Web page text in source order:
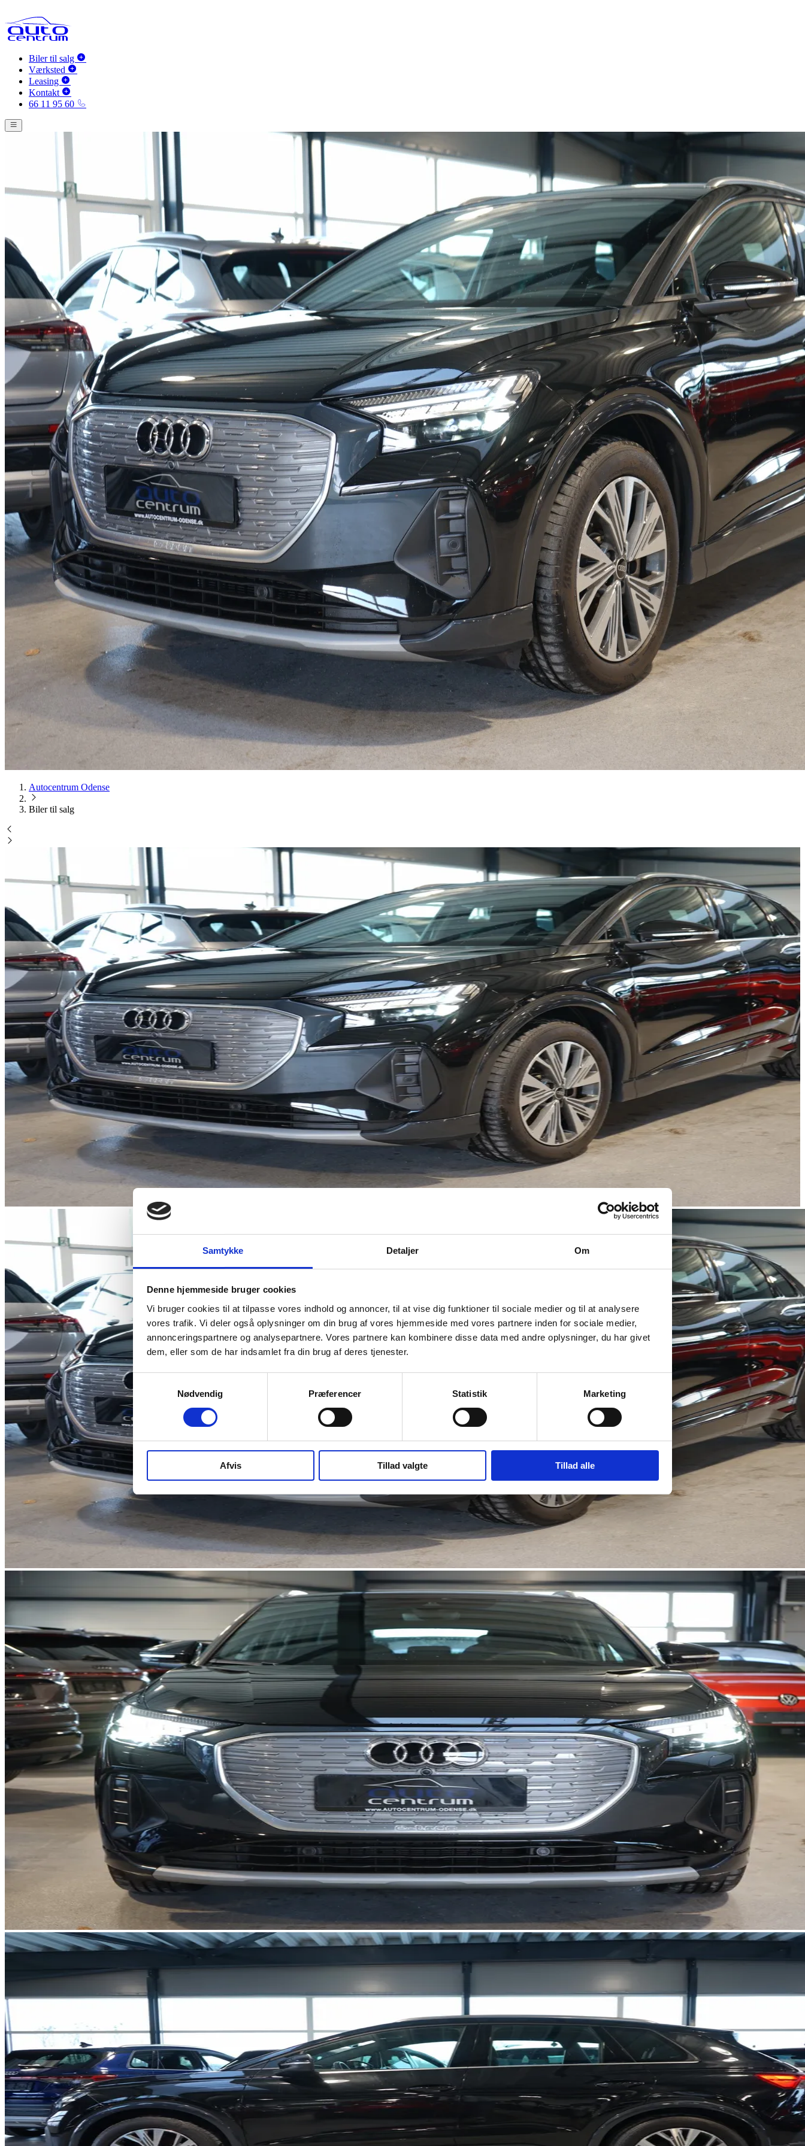
Samtykke Detaljer Om
Denne hjemmeside bruger cookies
Vi bruger cookies til at tilpasse vores indhold og annoncer, til at vise dig funktioner til sociale medier og til at analysere
vores trafik. Vi deler også oplysninger om din brug af vores hjemmeside med vores partnere inden for sociale medier,
annonceringspartnere og analysepartnere. Vores partnere kan kombinere disse data med andre oplysninger, du har givet
dem, eller som de har indsamlet fra din brug af deres tjenester.
Nødvendig
Præferencer Statistik Marketing
Afvis Tillad valgte Tillad alle
Biler til salg
Værksted
Leasing
Kontakt
66 11 95 60
Autocentrum Odense
Biler til salg